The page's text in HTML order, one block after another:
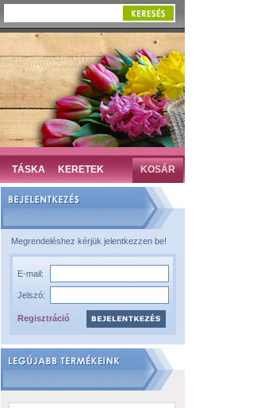
TÁSKA KERETEK KOSÁR
Megrendeléshez kérjük jelentkezzen be!
E-mail:
Jelszó:
Regisztráció